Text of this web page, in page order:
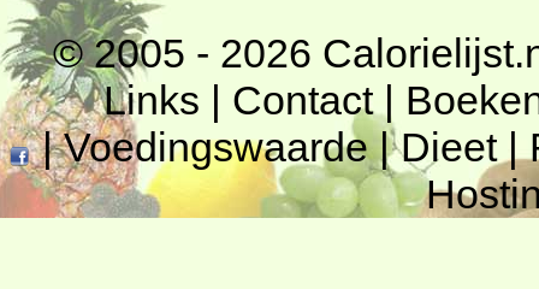
© 2005 - 2026
Links | Contact|
|Voedingswaarde|Dieet|